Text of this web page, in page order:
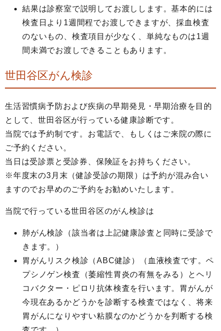
結果は診察室で説明してお渡しします。基本的には
検査日より1週間程でお渡しできますが、採血検査
のないもの、検査項目が少なく、単純なものは1週
間未満でお渡しできることもあります。
世田谷区がん検診
生活習慣病予防および疾病の早期発見・早期治療を目的
として、世田谷区が行っている健康診断です。
当院では予約制です。お電話で、もしくはご来院の際に
ご予約ください。
当日は受診票と受診券、保険証をお持ちください。
※年度末の3月末（健診受診の期限）は予約が混み合い
ますのでお早めのご予約をお勧めいたします。
当院で行っている世田谷区のがん検診は
肺がん検診（該当者は上記健康診査と同時に受診で
きます。）
胃がんリスク検診（ABC健診）（血液検査です。ペ
プシノゲン検査（萎縮性胃炎の有無をみる）とヘリ
コバクター・ピロリ抗体検査を行います。胃がんが
今現在あるかどうかを診断する検査ではなく、将来
胃がんになりやすい粘膜なのかどうかを判断する検